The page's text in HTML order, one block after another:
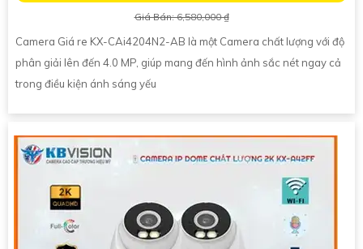
Giá Bán: 6,580,000 ₫
Camera Giá re KX-CAi4204N2-AB là một Camera chất lượng với độ
phân giải lên đến 4.0 MP, giúp mang đến hình ảnh sắc nét ngay cả
trong điều kiện ánh sáng yếu